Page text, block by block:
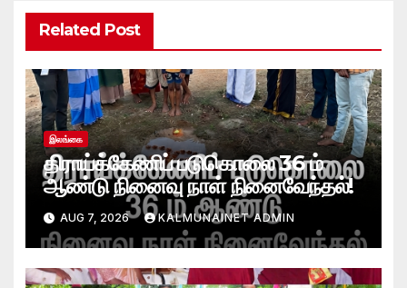
Related Post
இலங்கை
திராய்க்கேணிப் படுகொலை 36 ம்
ஆண்டு நினைவு நாள் நினைவேந்தல்!
AUG 7, 2026 KALMUNAINET ADMIN